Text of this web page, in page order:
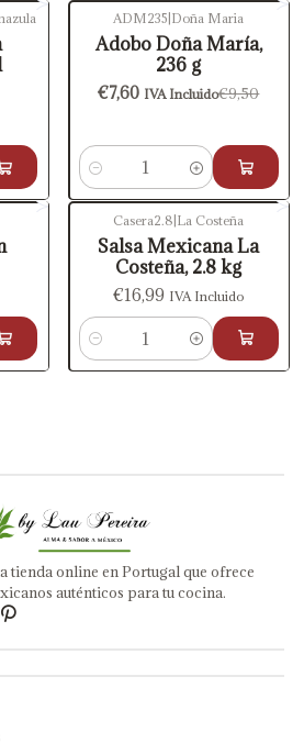
ADM235 Doña Maria
Adobo Doña María,
236 g
€7,60 IVA Incluido€9,50
Cantidad
Casera2.8 La Costeña
Salsa Mexicana La
Costeña, 2.8 kg
€16,99 IVA Incluido
Cantidad
tienda online en Portugal que ofrece
auténticos para tu cocina.